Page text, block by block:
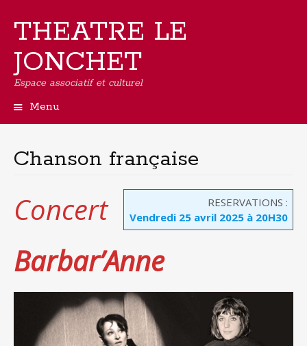
THEATRE LE
JONCHET
Espace associatif et culturel
Menu
principal
Chanson française
RESERVATIONS :
Vendredi 25 avril 2025 à 20H30
Concert
Barbar’Anne